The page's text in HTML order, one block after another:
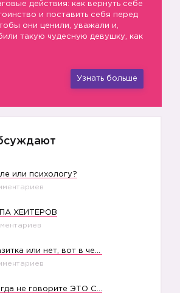
действия: как вернуть себе
и поставить себя перед
они ценили, уважали и,
такую чудесную девушку, как
Узнать больше
или психологу?
ХЕЙТЕРОВ